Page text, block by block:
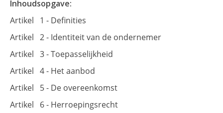
Inhoudsopgave:
Artikel 1 - Definities
Artikel 2 - Identiteit van de ondernemer
Artikel 3 - Toepasselijkheid
Artikel 4 - Het aanbod
Artikel 5 - De overeenkomst
Artikel 6 - Herroepingsrecht